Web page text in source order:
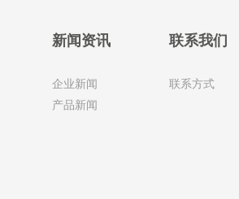
新闻资讯
企业新闻
产品新闻
联系我们
联系方式